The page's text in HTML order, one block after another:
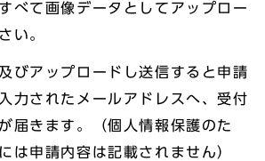
べて画像データとしてアップロー
い。
びアップロードし送信すると申請
力されたメールアドレスへ、受付
届きます。（個人情報保護のた
は申請内容は記載されません）